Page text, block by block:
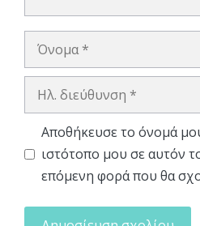
Όνομα
Ηλ.
Αποθήκευσε το όνομά
ιστότοπο μου σε αυτόν
επόμενη φορά που θα